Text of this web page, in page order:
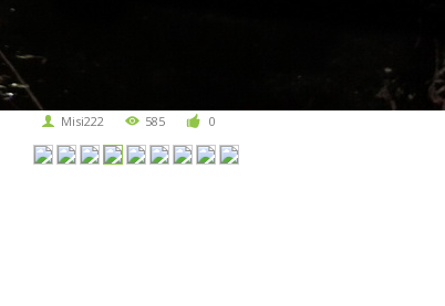
Misi222 585 0